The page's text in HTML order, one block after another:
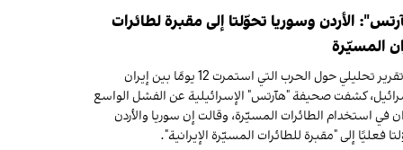
الأردن وسوريا تحوّلتا إلى مقبرة لطائرات
المسيّرة
في تقرير تحليلي حول الحرب التي استمرت 12 يومًا بين إيران
كشفت صحيفة "هآرتس" الإسرائيلية عن الفشل الواسع
في استخدام الطائرات المسيّرة، وقالت إن سوريا والأردن
فعليًا إلى "مقبرة للطائرات المسيّرة الإيرانية".